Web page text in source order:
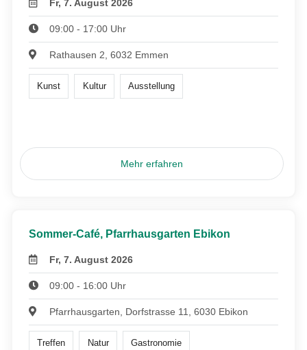
Fr, 7. August 2026
09:00 - 17:00 Uhr
Rathausen 2, 6032 Emmen
Kunst Kultur Ausstellung
Mehr erfahren
Sommer-Café, Pfarrhausgarten Ebikon
Fr, 7. August 2026
09:00 - 16:00 Uhr
Pfarrhausgarten, Dorfstrasse 11, 6030 Ebikon
Treffen Natur Gastronomie